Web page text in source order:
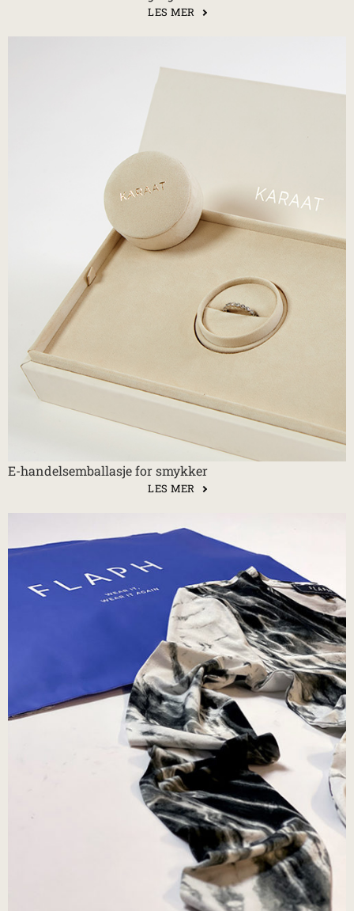
LES MER
E-handelsemballasje for smykker
LES MER